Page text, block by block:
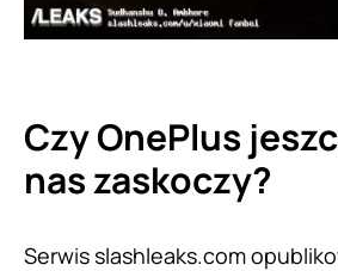
Czy OnePlus
nas zaskoczy?
Serwis slashleaks.com